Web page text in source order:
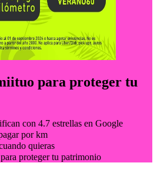
para proteger tu
con 4.7 estrellas en Google
por km
quieras
proteger tu patrimonio